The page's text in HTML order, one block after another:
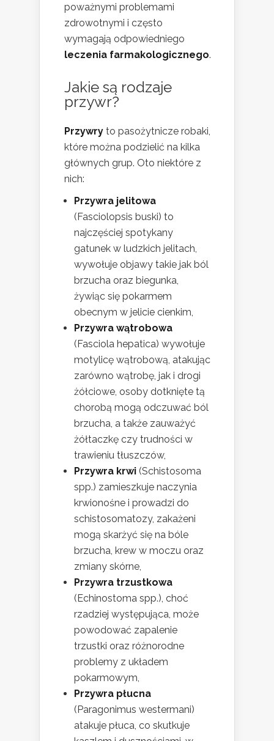
poważnymi problemami
zdrowotnymi i często
wymagają odpowiedniego
leczenia farmakologicznego.
Jakie są rodzaje
przywr?
Przywry to pasożytnicze robaki,
które można podzielić na kilka
głównych grup. Oto niektóre z
nich:
Przywra jelitowa
(Fasciolopsis buski) to
najczęściej spotykany
gatunek w ludzkich jelitach,
wywołuje objawy takie jak ból
brzucha oraz biegunka,
żywiąc się pokarmem
obecnym w jelicie cienkim,
Przywra wątrobowa
(Fasciola hepatica) wywołuje
motylicę wątrobową, atakując
zarówno wątrobę, jak i drogi
żółciowe, osoby dotknięte tą
chorobą mogą odczuwać ból
brzucha, a także zauważyć
żółtaczkę czy trudności w
trawieniu tłuszczów,
Przywra krwi (Schistosoma
spp.) zamieszkuje naczynia
krwionośne i prowadzi do
schistosomatozy, zakażeni
mogą skarżyć się na bóle
brzucha, krew w moczu oraz
zmiany skórne,
Przywra trzustkowa
(Echinostoma spp.), choć
rzadziej występująca, może
powodować zapalenie
trzustki oraz różnorodne
problemy z układem
pokarmowym,
Przywra płucna
(Paragonimus westermani)
atakuje płuca, co skutkuje